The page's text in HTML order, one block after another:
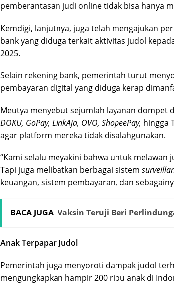
pemberantasan judi online tidak bisa hanya
Kemdigi, lanjutnya, juga telah mengajukan
bank yang diduga terkait aktivitas judol
2025.
Selain rekening bank, pemerintah turut
pembayaran digital yang diduga kerap
Meutya menyebut sejumlah layanan dompet
DOKU, GoPay, LinkAja, OVO, ShopeePay, hingga
agar platform mereka tidak disalahgunakan.
“Kami selalu meyakini bahwa untuk
Tapi juga melibatkan berbagai sistem
keuangan, sistem pembayaran, dan
BACA JUGA Vaksin Teruji Beri
Anak Terpapar Judol
Pemerintah juga menyoroti dampak judol
mengungkapkan hampir 200 ribu anak di